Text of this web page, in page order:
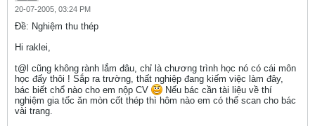
20-07-2005, 03:24 PM
Ðề: Nghiệm thu thép
Hi raklei,
t@l cũng không rành lắm đâu, chỉ là chương trình học nó có cái môn
học đấy thôi ! Sắp ra trường, thất nghiệp đang kiếm việc làm đây,
bác biết chổ nào cho em nộp CV
Nếu bác cần tài liệu về thí
nghiệm gia tốc ăn mòn cốt thép thì hôm nào em có thể scan cho bác
vài trang.